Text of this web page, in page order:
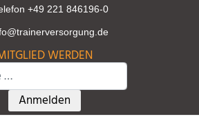
+49 221 846196-0
e
WERDEN
Type 2 or more characters for
Anmelden